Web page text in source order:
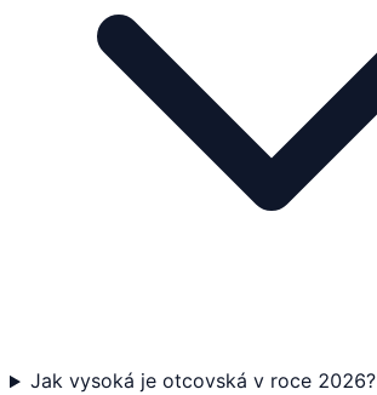
Jak vysoká je otcovská v roce 2026?